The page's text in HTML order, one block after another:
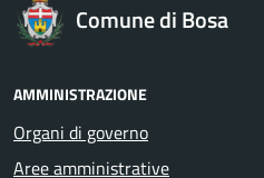
Comune di Bosa
AMMINISTRAZIONE
Organi di governo
Aree amministrative